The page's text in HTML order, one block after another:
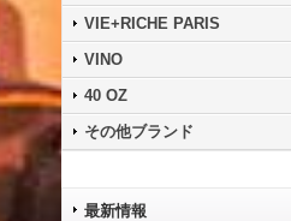
VIE+RICHE PARIS
VINO
40 OZ
その他ブランド
最新情報